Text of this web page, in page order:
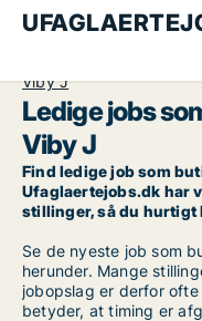
Viby J
Ledige jobs
Viby J
Find ledige job som
Ufaglaertejobs.dk har
stillinger, så du hurtigt
Se de nyeste job som
herunder. Mange
jobopslag er derfor
betyder, at timing er